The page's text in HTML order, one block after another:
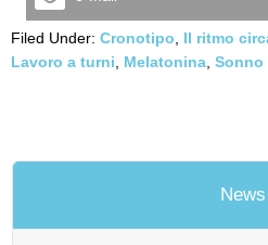
Filed Under: Cronotipo Il ritmo
Lavoro a turni
Melatonina Sonno
News